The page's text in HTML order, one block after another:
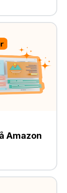
Amazon